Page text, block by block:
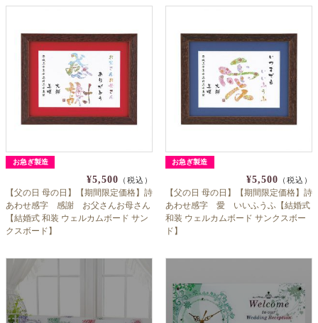
お急ぎ製造
¥5,500 （税込）
【父の日 母の日】【期間限定価格】詩
あわせ感字 感謝 お父さんお母さん
【結婚式 和装 ウェルカムボード サン
クスボード】
お急ぎ製造
¥5,500 （税込）
【父の日 母の日】【期間限定価格】詩
あわせ感字 愛 いいふうふ【結婚式
和装 ウェルカムボード サンクスボー
ド】